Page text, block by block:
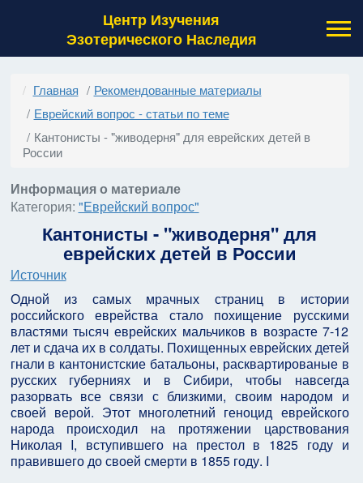
Центр Изучения
Эзотерического Наследия
Главная
Рекомендованные материалы
Еврейский вопрос - статьи по теме
Кантонисты - "живодерня" для еврейских детей в
России
Информация о материале
Категория: "Еврейский вопрос"
Кантонисты - "живодерня" для
еврейских детей в России
Источник
Одной из самых мрачных страниц в истории
российского еврейства стало похищение русскими
властями тысяч еврейских мальчиков в возрасте 7-12
лет и сдача их в солдаты. Похищенных еврейских детей
гнали в кантонистские батальоны, расквартированые в
русских губерниях и в Сибири, чтобы навсегда
разорвать все связи с близкими, своим народом и
своей верой. Этот многолетний геноцид еврейского
народа происходил на протяжении царствования
Николая I, вступившего на престол в 1825 году и
правившего до своей смерти в 1855 году. I